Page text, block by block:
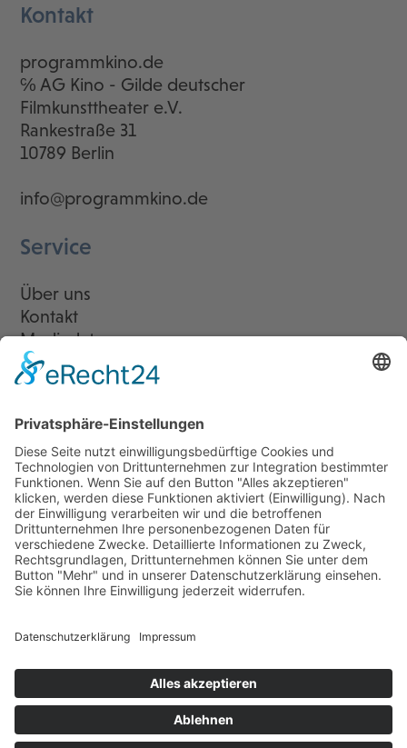
Kontakt
programmkino.de
℅ AG Kino - Gilde deutscher
Filmkunsttheater e.V.
Rankestraße 31
10789 Berlin
info@programmkino.de
Service
Über uns
Kontakt
Mediadaten
Newsletter
LogIn
Legal
Impressum
Datenschutzerklärung
Cookie-Einstellungen
Programmkino.de richtet sich an Film- und Kinobegeisterte jeden
Geschlechts. Zur besseren Lesbarkeit haben wir uns aber entschlossen,
auf eine Doppelnennung oder Genderzeichen zu verzichten. Wo möglich